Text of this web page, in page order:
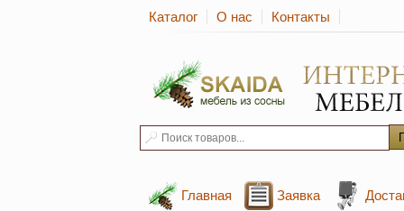
Каталог О нас Контакты
Главная Заявка